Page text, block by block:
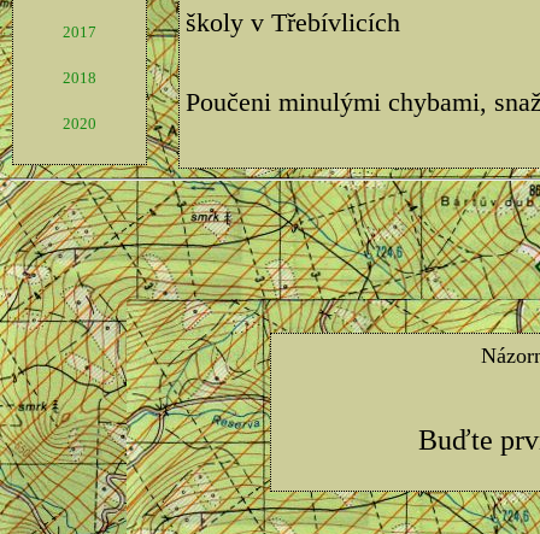
2017
2018
2020
školy v Třebívlicích
Poučeni minulými chybami,